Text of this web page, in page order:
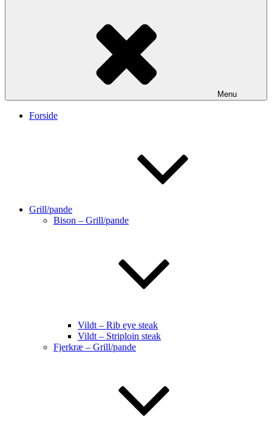
Menu
Forside
Grill/pande
Bison – Grill/pande
Vildt – Rib eye steak
Vildt – Striploin steak
Fjerkræ – Grill/pande